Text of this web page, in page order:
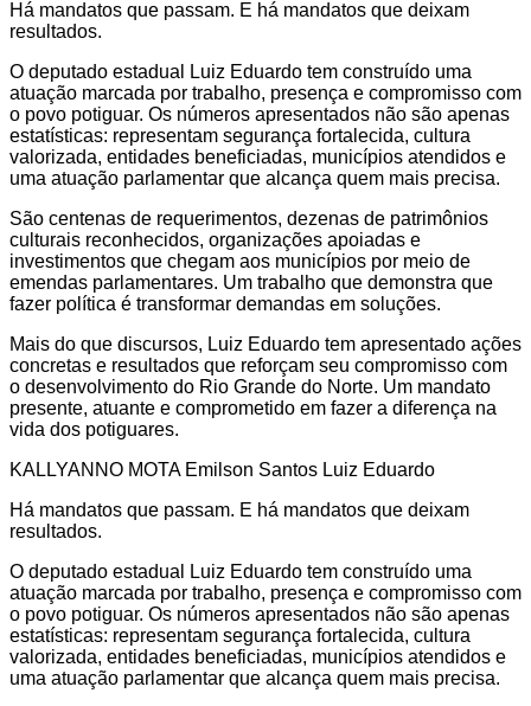
Há mandatos que passam. E há mandatos que deixam
resultados.
O deputado estadual Luiz Eduardo tem construído uma
atuação marcada por trabalho, presença e compromisso com
o povo potiguar. Os números apresentados não são apenas
estatísticas: representam segurança fortalecida, cultura
valorizada, entidades beneficiadas, municípios atendidos e
uma atuação parlamentar que alcança quem mais precisa.
São centenas de requerimentos, dezenas de patrimônios
culturais reconhecidos, organizações apoiadas e
investimentos que chegam aos municípios por meio de
emendas parlamentares. Um trabalho que demonstra que
fazer política é transformar demandas em soluções.
Mais do que discursos, Luiz Eduardo tem apresentado ações
concretas e resultados que reforçam seu compromisso com
o desenvolvimento do Rio Grande do Norte. Um mandato
presente, atuante e comprometido em fazer a diferença na
vida dos potiguares.
KALLYANNO MOTA Emilson Santos Luiz Eduardo
Há mandatos que passam. E há mandatos que deixam
resultados.
O deputado estadual Luiz Eduardo tem construído uma
atuação marcada por trabalho, presença e compromisso com
o povo potiguar. Os números apresentados não são apenas
estatísticas: representam segurança fortalecida, cultura
valorizada, entidades beneficiadas, municípios atendidos e
uma atuação parlamentar que alcança quem mais precisa.